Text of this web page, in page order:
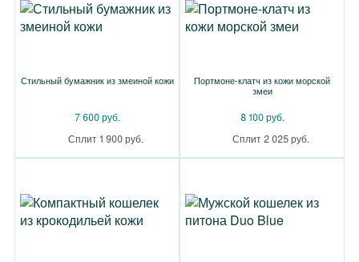
Стильный бумажник из змеиной кожи
7 600 руб.
Сплит 1 900 руб.
Портмоне-клатч из кожи морской
змеи
8 100 руб.
Сплит 2 025 руб.